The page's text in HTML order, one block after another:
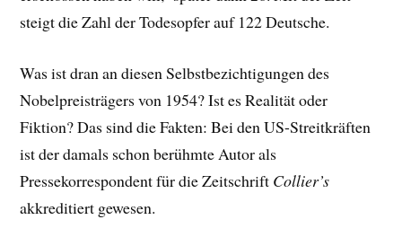
steigt die Zahl der Todesopfer auf 122 Deutsche.
Was ist dran an diesen Selbstbezichtigungen des
Nobelpreisträgers von 1954? Ist es Realität oder
Fiktion? Das sind die Fakten: Bei den US-Streitkräften
ist der damals schon berühmte Autor als
Pressekorrespondent für die Zeitschrift Collier’s
akkreditiert gewesen.